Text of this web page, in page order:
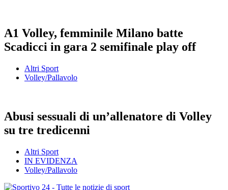
A1 Volley, femminile Milano batte
Scadicci in gara 2 semifinale play off
Altri Sport
Volley/Pallavolo
Abusi sessuali di un’allenatore di Volley
su tre tredicenni
Altri Sport
IN EVIDENZA
Volley/Pallavolo